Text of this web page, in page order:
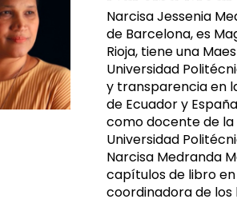
Narcisa Jessenia
de Barcelona, es
Rioja, tiene una
Universidad
y transparencia en
de Ecuador y
como docente de la
Universidad
Narcisa Medranda
capítulos de libro en
coordinadora de los